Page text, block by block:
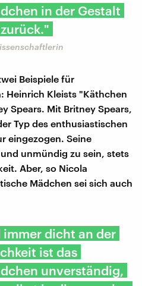
in der Gestalt
Beispiele für
Heinrich Kleists "Käthchen
Spears. Mit Britney Spears,
Typ des enthusiastischen
eingezogen. Seine
unmündig zu sein, stets
Aber, so Nicola
Mädchen sei sich auch
dicht an der
ist das
unverständig,